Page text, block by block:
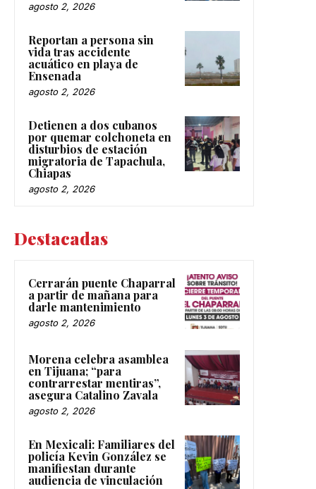
agosto 2, 2026
Reportan a persona sin
vida tras accidente
acuático en playa de
Ensenada
agosto 2, 2026
Detienen a dos cubanos
por quemar colchoneta en
disturbios de estación
migratoria de Tapachula,
Chiapas
agosto 2, 2026
Destacadas
Cerrarán puente Chaparral
a partir de mañana para
darle mantenimiento
agosto 2, 2026
Morena celebra asamblea
en Tijuana; “para
contrarrestar mentiras”,
asegura Catalino Zavala
agosto 2, 2026
En Mexicali: Familiares del
policía Kevin González se
manifiestan durante
audiencia de vinculación